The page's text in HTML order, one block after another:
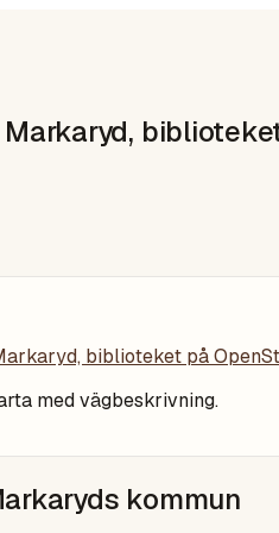
biblioteket på
med vägbeskrivning.
kommun